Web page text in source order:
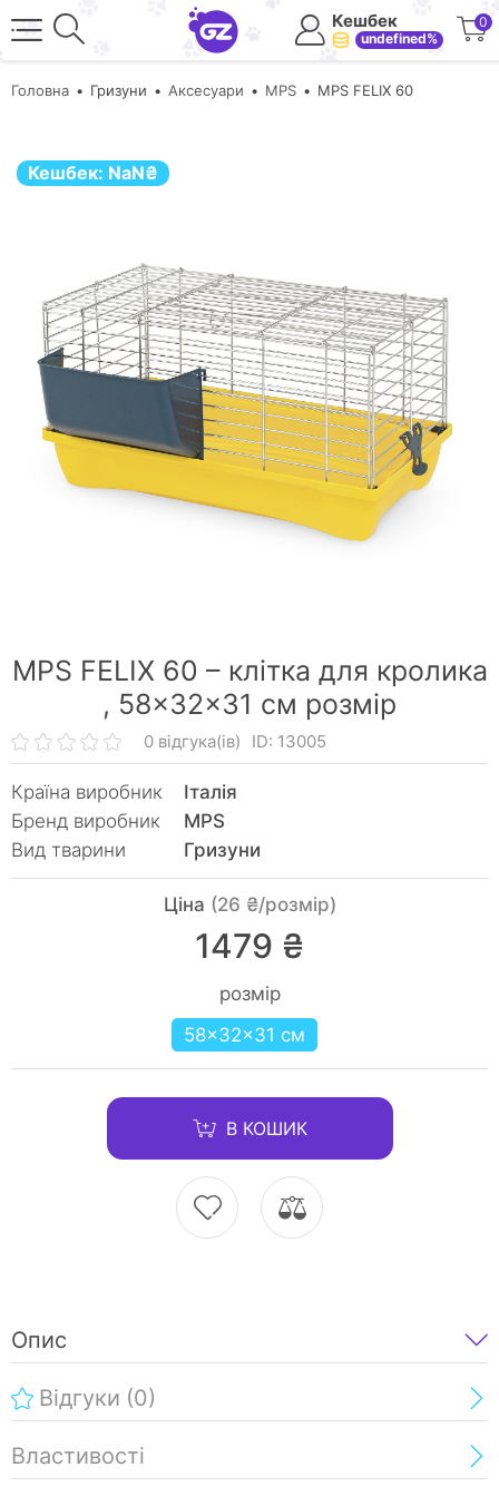
Кешбек
undefined%
0
Головна Гризуни Аксесуари MPS MPS FELIX 60
Кешбек: NaN₴
MPS FELIX 60 – клітка для кролика
, 58×32×31 см розмір
0 відгука(ів) ID: 13005
Країна виробник
Італія
Бренд виробник
MPS
Вид тварини
Гризуни
Ціна (26 ₴/розмір)
1479 ₴
розмір
58×32×31 см
В КОШИК
Опис
Відгуки (0)
Властивості